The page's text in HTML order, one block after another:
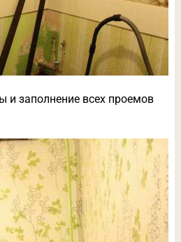
и заполнение всех проемов